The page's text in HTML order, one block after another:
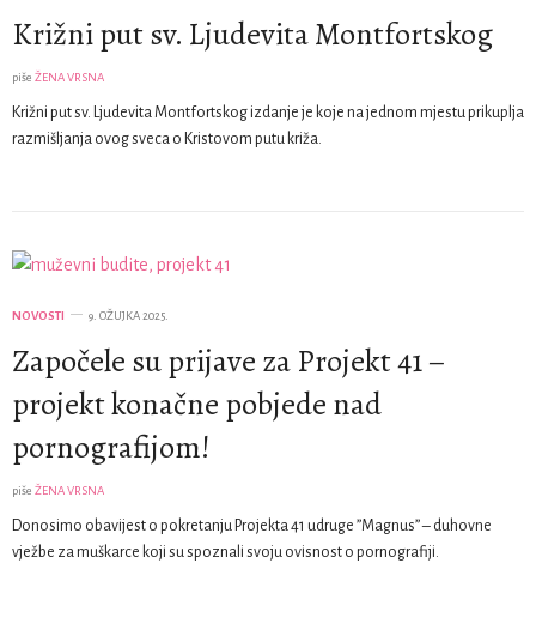
Križni put sv. Ljudevita Montfortskog
piše ŽENA VRSNA
Križni put sv. Ljudevita Montfortskog izdanje je koje na jednom mjestu prikuplja
razmišljanja ovog sveca o Kristovom putu križa.
NOVOSTI 9. OŽUJKA 2025.
Započele su prijave za Projekt 41 –
projekt konačne pobjede nad
pornografijom!
piše ŽENA VRSNA
Donosimo obavijest o pokretanju Projekta 41 udruge ”Magnus” – duhovne
vježbe za muškarce koji su spoznali svoju ovisnost o pornografiji.